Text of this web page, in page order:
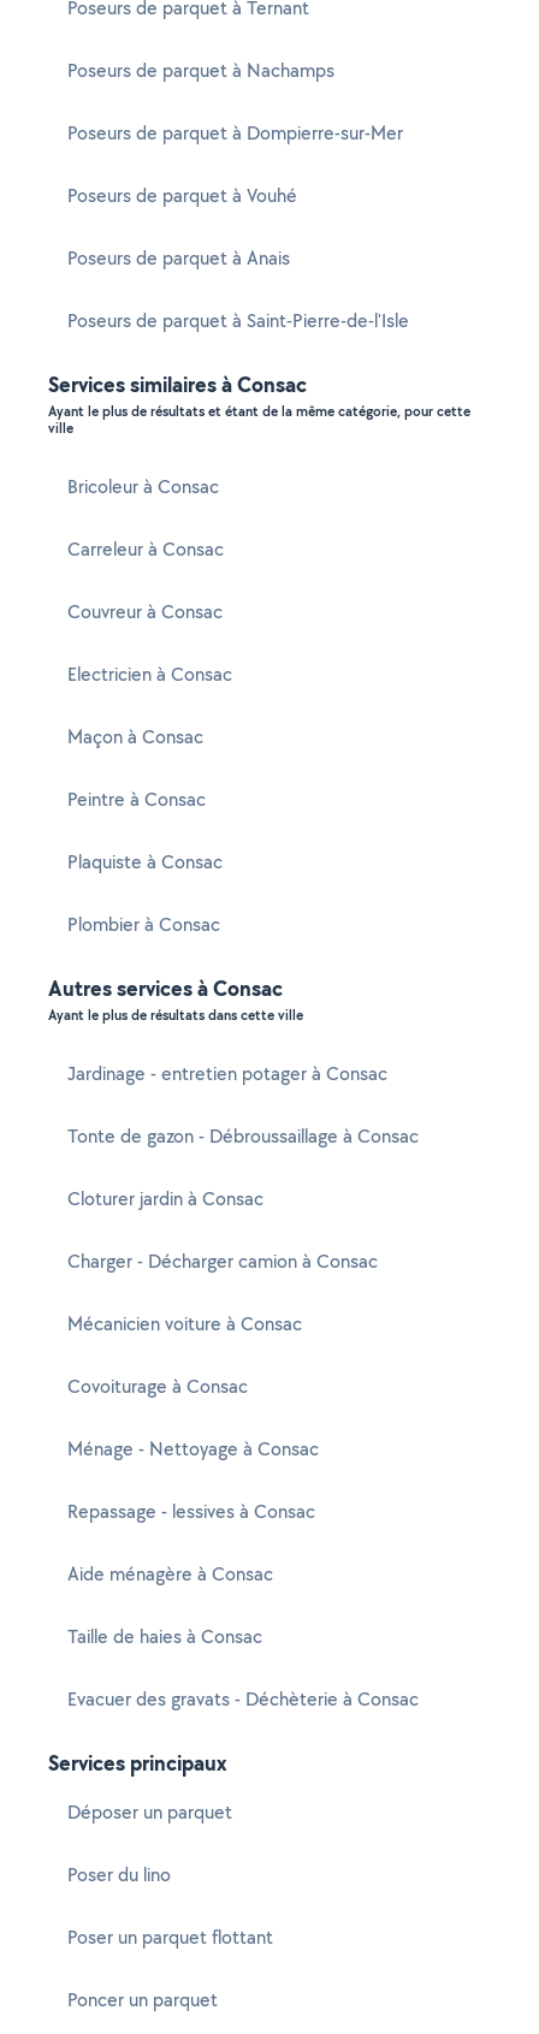
Poseurs de parquet à Ternant
Poseurs de parquet à Nachamps
Poseurs de parquet à Dompierre-sur-Mer
Poseurs de parquet à Vouhé
Poseurs de parquet à Anais
Poseurs de parquet à Saint-Pierre-de-l'Isle
Services similaires à Consac
Ayant le plus de résultats et étant de la même catégorie, pour cette
ville
Bricoleur à Consac
Carreleur à Consac
Couvreur à Consac
Electricien à Consac
Maçon à Consac
Peintre à Consac
Plaquiste à Consac
Plombier à Consac
Autres services à Consac
Ayant le plus de résultats dans cette ville
Jardinage - entretien potager à Consac
Tonte de gazon - Débroussaillage à Consac
Cloturer jardin à Consac
Charger - Décharger camion à Consac
Mécanicien voiture à Consac
Covoiturage à Consac
Ménage - Nettoyage à Consac
Repassage - lessives à Consac
Aide ménagère à Consac
Taille de haies à Consac
Evacuer des gravats - Déchèterie à Consac
Services principaux
Déposer un parquet
Poser du lino
Poser un parquet flottant
Poncer un parquet